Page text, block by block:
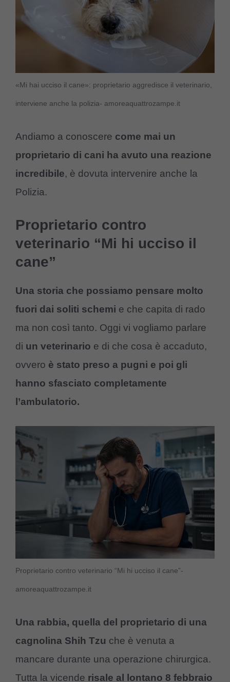
«Mi hai ucciso il cane»: proprietario aggredisce il veterinario,
interviene anche la polizia- amoreaquattrozampe.it
Andiamo a conoscere come mai un
proprietario di cani ha avuto una reazione
incredibile, è dovuta intervenire anche la
Polizia.
Proprietario contro
veterinario “Mi hi ucciso il
cane”
Una storia che possiamo pensare molto
fuori dai soliti schemi e che capita di rado
ma non così tanto. Oggi vi vogliamo parlare
di un veterinario e di che cosa è accaduto,
ovvero è stato preso a pugni e poi gli
hanno sfasciato completamente
l’ambulatorio.
Proprietario contro veterinario “Mi hi ucciso il cane”-
amoreaquattrozampe.it
Una rabbia, quella del proprietario di una
cagnolina Shih Tzu che è venuta a
mancare durante una operazione chirurgica.
Tutta la vicende risale al lontano 8 febbraio